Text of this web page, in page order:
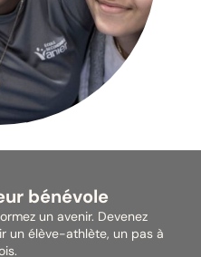
bénévole
un avenir. Devenez
un élève-athlète, un pas à